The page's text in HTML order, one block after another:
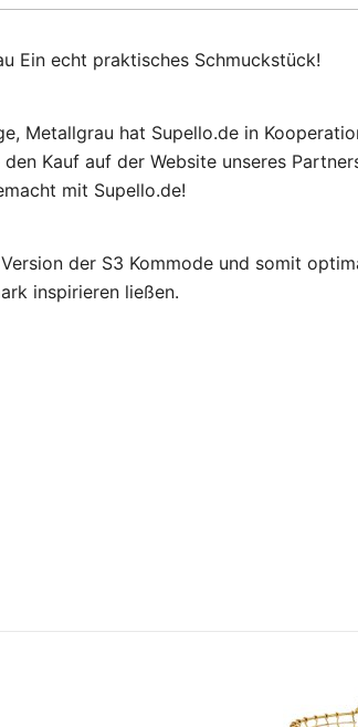
Ein echt praktisches Schmuckstück!
Metallgrau hat Supello.de in
Kauf auf der Website unseres
mit Supello.de!
der S3 Kommode und somit
inspirieren ließen.